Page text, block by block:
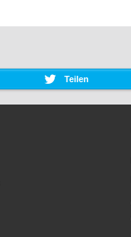
Teilen